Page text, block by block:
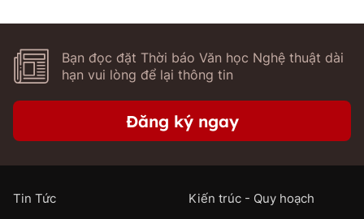
Bạn đọc đặt Thời báo Văn học Nghệ thuật dài
hạn vui lòng để lại thông tin
Đăng ký ngay
Tin Tức
Kiến trúc - Quy hoạch